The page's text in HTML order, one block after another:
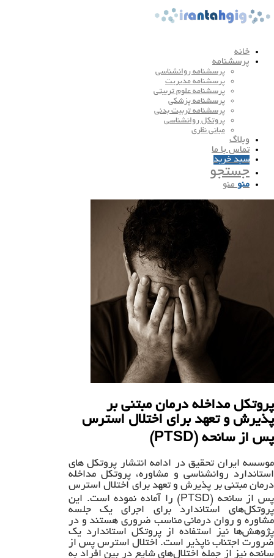
خانه
پرسشنامه
پرسشنامه روانشناسی
پرسشنامه مدیریت
پرسشنامه علوم تربیتی
پرسشنامه پزشکی
پرسشنامه تربیت بدنی
پروتکل روانشناسی
مبانی نظری
وبلاگ
تماس با ما
سبد خرید
جستجو
منو منو
پروتکل مداخله درمان مبتنی بر
پذیرش و تعهد برای اختلال استرس
پس از سانحه (PTSD)
موسسه ایران تحقیق در ادامه انتشار پروتکل های
استاندارد روانشناسی و مشاوره، پروتکل مداخله
درمان مبتنی بر پذیرش و تعهد برای اختلال استرس
پس از سانحه (PTSD) را آماده نموده است. این
پروتکل‌های استاندارد برای اجرای یک جلسه
مشاوره و روان درمانی مناسب ضروری هستند و در
پژوهش‌ها نیز استفاده از پروتکل استاندارد یک
ضرورت اجتناب ناپذیر است. اختلال استرس پس از
سانحه نیز از جمله اختلال‌های شایع در بین افراد به